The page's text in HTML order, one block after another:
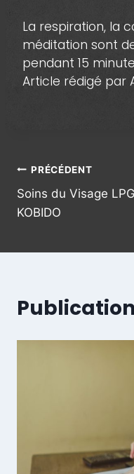
La respiration, la
méditation sont
pendant 15
Article rédigé par
Navigation
de
PRÉCÉDENT
Soins du Visage LPG
KOBIDO